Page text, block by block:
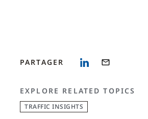
PARTAGER
EXPLORE RELATED TOPICS
TRAFFIC INSIGHTS